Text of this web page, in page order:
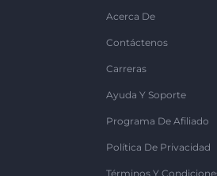
Acerca De
Contáctenos
Carreras
Ayuda Y Soporte
Programa De Afiliado
Política De Privacidad
Términos Y